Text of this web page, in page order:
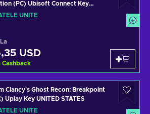
(PC) Ubisoft Connect Key
STATES
UNITE
USD
Cashback
Clancy's Ghost Recon: Breakpoint
Uplay Key UNITED STATES
UNITE